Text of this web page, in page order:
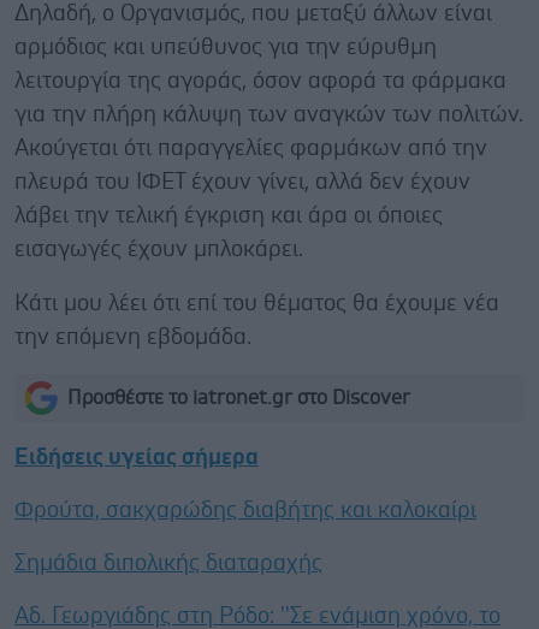
Δηλαδή, ο Οργανισμός, που μεταξύ άλλων είναι
αρμόδιος και υπεύθυνος για την εύρυθμη
λειτουργία της αγοράς, όσον αφορά τα φάρμακα
για την πλήρη κάλυψη των αναγκών των πολιτών.
Ακούγεται ότι παραγγελίες φαρμάκων από την
πλευρά του ΙΦΕΤ έχουν γίνει, αλλά δεν έχουν
λάβει την τελική έγκριση και άρα οι όποιες
εισαγωγές έχουν μπλοκάρει.
Κάτι μου λέει ότι επί του θέματος θα έχουμε νέα
την επόμενη εβδομάδα.
Προσθέστε το iatronet.gr στο Discover
Ειδήσεις υγείας σήμερα
Φρούτα, σακχαρώδης διαβήτης και καλοκαίρι
Σημάδια διπολικής διαταραχής
Αδ. Γεωργιάδης στη Ρόδο: ''Σε ενάμιση χρόνο, το